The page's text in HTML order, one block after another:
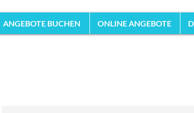
ANGEBOTE BUCHEN ONLINE ANGEBOTE